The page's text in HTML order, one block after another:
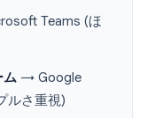
Teams (ほ
ム → Google
ルさ重視)